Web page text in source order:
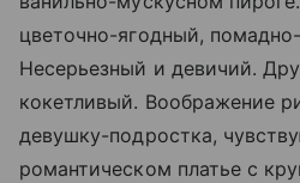
цветочно-ягодный,
Несерьезный и девичий.
кокетливый. Воображение
девушку-подростка,
романтическом платье с